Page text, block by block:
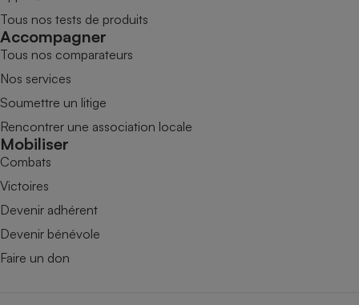
Tous nos tests de produits
Accompagner
Tous nos comparateurs
Nos services
Soumettre un litige
Rencontrer une association locale
Mobiliser
Combats
Victoires
Devenir adhérent
Devenir bénévole
Faire un don